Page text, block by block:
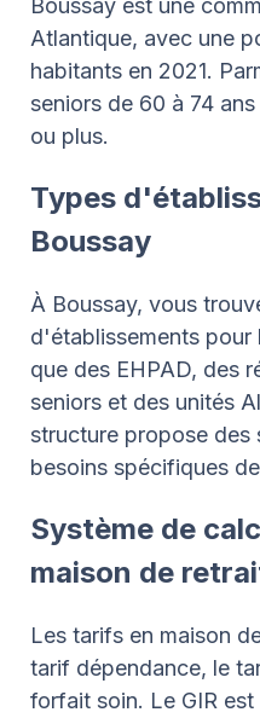
Atlantique, avec une
habitants en 2021.
seniors de 60 à 74
ou plus.
Types
Boussay
À Boussay, vous
d'établissements pour
que des EHPAD, des
seniors et des unités
structure propose des
besoins spécifiques
Système de
maison de
Les tarifs en maison
tarif dépendance, le
forfait soin. Le GIR